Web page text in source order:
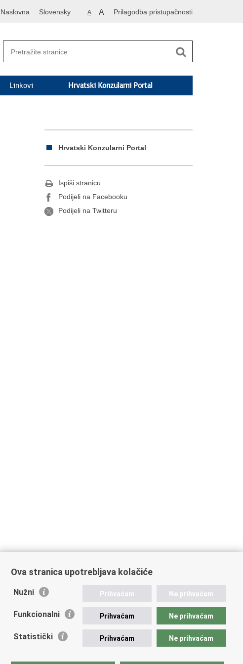
Naslovna Slovensky A A Prilagodba pristupačnosti
Linkovi Hrvatski Konzularni Portal
Hrvatski Konzularni Portal
Ispiši stranicu
Podijeli na Facebooku
Podijeli na Twitteru
Ova stranica upotrebljava kolačiće
Nužni Prihvaćam Ne prihvaćam
Funkcionalni Prihvaćam Ne prihvaćam
Statistički Prihvaćam Ne prihvaćam